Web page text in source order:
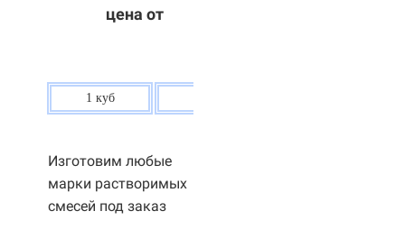
цена от
1 куб
Изготовим любые
марки растворимых
смесей под заказ